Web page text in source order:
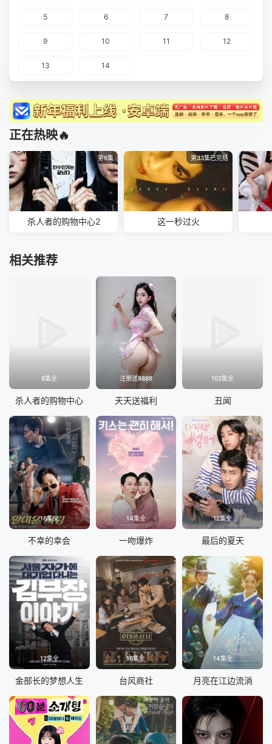
5 6 7 8
9 10 11 12
13 14
正在热映🔥
第6集
杀人者的购物中心2
第33集已完结
这一秒过火
相关推荐
8集全
杀人者的购物中心
注册送8888
天天送福利
102集全
丑闻
16集全
不幸的幸会
14集全
一吻爆炸
12集全
最后的夏天
12集全
金部长的梦想人生
16集全
台风商社
14集全
月亮在江边流淌